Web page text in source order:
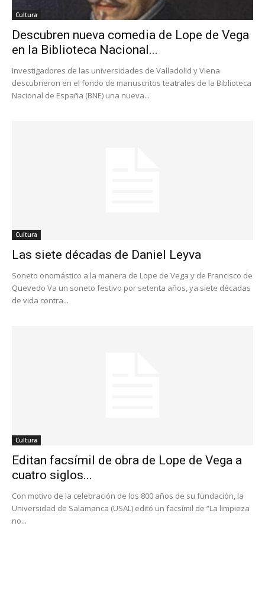
Cultura
Descubren nueva comedia de Lope de Vega
en la Biblioteca Nacional...
Investigadores de las universidades de Valladolid y Viena
descubrieron en el fondo de manuscritos teatrales de la Biblioteca
Nacional de España (BNE) una nueva...
Cultura
Las siete décadas de Daniel Leyva
Soneto onomástico a la manera de Lope de Vega y de Francisco de
Quevedo Va un soneto festivo por setenta años, ya siete décadas
de vida contra...
Cultura
Editan facsímil de obra de Lope de Vega a
cuatro siglos...
Con motivo de la celebración de los 800 años de su fundación, la
Universidad de Salamanca (USAL) editó un facsímil de “La limpieza
no...